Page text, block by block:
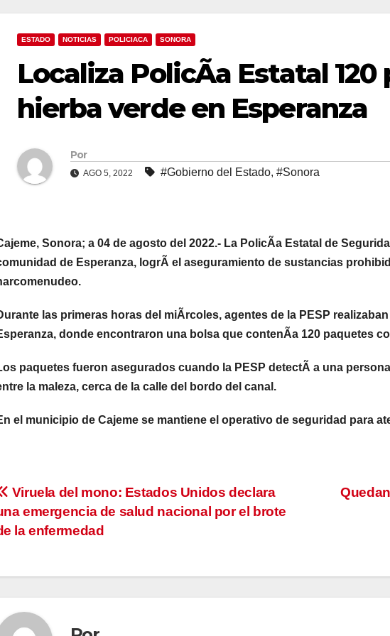
ESTADO NOTICIAS POLICIACA SONORA
Localiza PolicÃa Estatal
hierba verde en Esperanza
Por
AGO 5, 2022 #Gobierno del Estado, #Sonora
Sonora; a 04 de agosto del 2022.- La PolicÃa Estatal de
de Esperanza, logrÃ el aseguramiento de sustancias
las primeras horas del miÃrcoles, agentes de la PESP
donde encontraron una bolsa que contenÃa 120 paquetes
paquetes fueron asegurados cuando la PESP detectÃ a una
la maleza, cerca de la calle del bordo del canal.
el municipio de Cajeme se mantiene el operativo de seguridad para
Viruela del mono: Estados Unidos declara
emergencia de salud nacional por el brote
la enfermedad